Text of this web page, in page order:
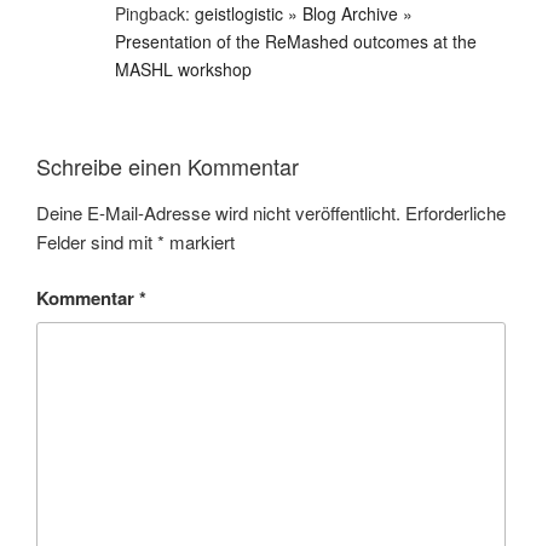
Pingback: geistlogistic » Blog Archive »
Presentation of the ReMashed outcomes at the
MASHL workshop
Schreibe einen Kommentar
Deine E-Mail-Adresse wird nicht veröffentlicht. Erforderliche
Felder sind mit* markiert
Kommentar*